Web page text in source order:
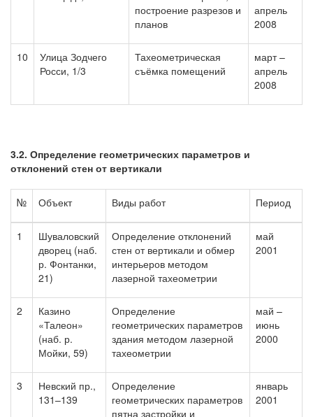
построение разрезов и
планов
апрель
2008
10
Улица Зодчего
Росси, 1/3
Тахеометрическая
съёмка помещений
март –
апрель
2008
3.2. Определение геометрических параметров и
отклонений стен от вертикали
№ Объект Виды работ Период
1
Шуваловский
дворец (наб.
р. Фонтанки,
21)
Определение отклонений
стен от вертикали и обмер
интерьеров методом
лазерной тахеометрии
май
2001
2
Казино
«Талеон»
(наб. р.
Мойки, 59)
Определение
геометрических параметров
здания методом лазерной
тахеометрии
май –
июнь
2000
3
Невский пр.,
131–139
Определение
геометрических параметров
пятна застройки и
январь
2001